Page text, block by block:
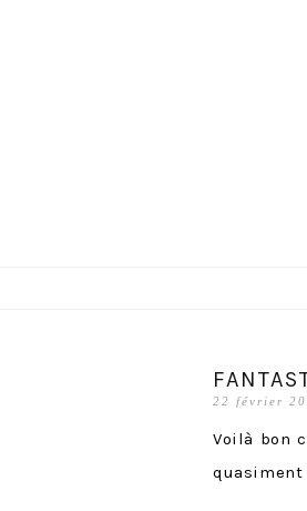
22 février
Voilà bon